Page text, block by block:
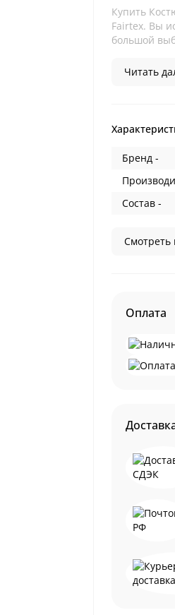
Купить
Fairtex. Вы
большой
Читать
Бренд -
Состав -
Смотреть
Оплата